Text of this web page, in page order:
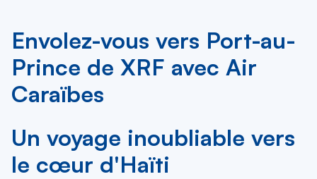
Envolez-vous vers Port-au-
Prince de XRF avec Air
Caraïbes
Un voyage inoubliable vers
le cœur d'Haïti